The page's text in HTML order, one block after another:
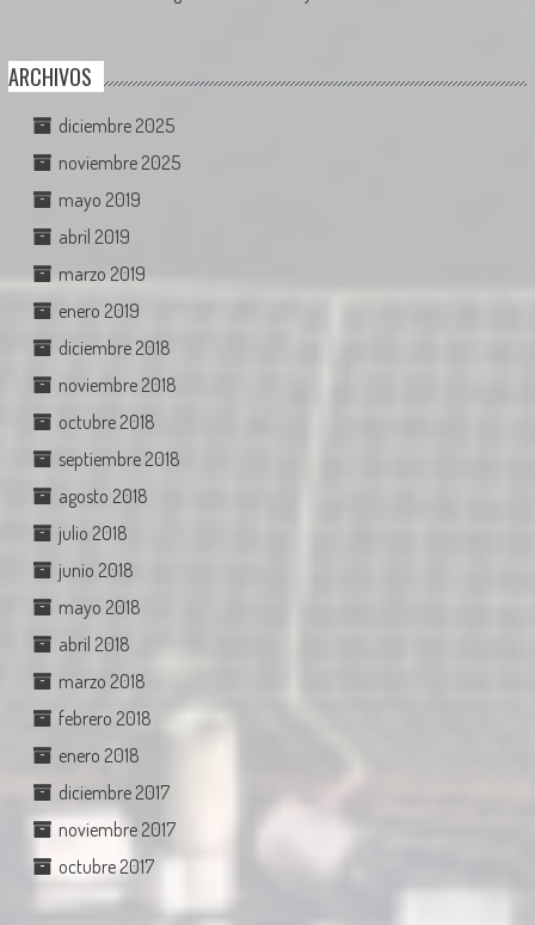
ARCHIVOS
diciembre 2025
noviembre 2025
mayo 2019
abril 2019
marzo 2019
enero 2019
diciembre 2018
noviembre 2018
octubre 2018
septiembre 2018
agosto 2018
julio 2018
junio 2018
mayo 2018
abril 2018
marzo 2018
febrero 2018
enero 2018
diciembre 2017
noviembre 2017
octubre 2017